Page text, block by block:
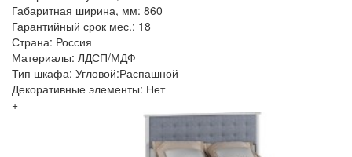
Габаритная ширина, мм: 860
Гарантийный срок мес.: 18
Страна: Россия
Материалы: ЛДСП/МДФ
Тип шкафа: Угловой:Распашной
Декоративные элементы: Нет
+